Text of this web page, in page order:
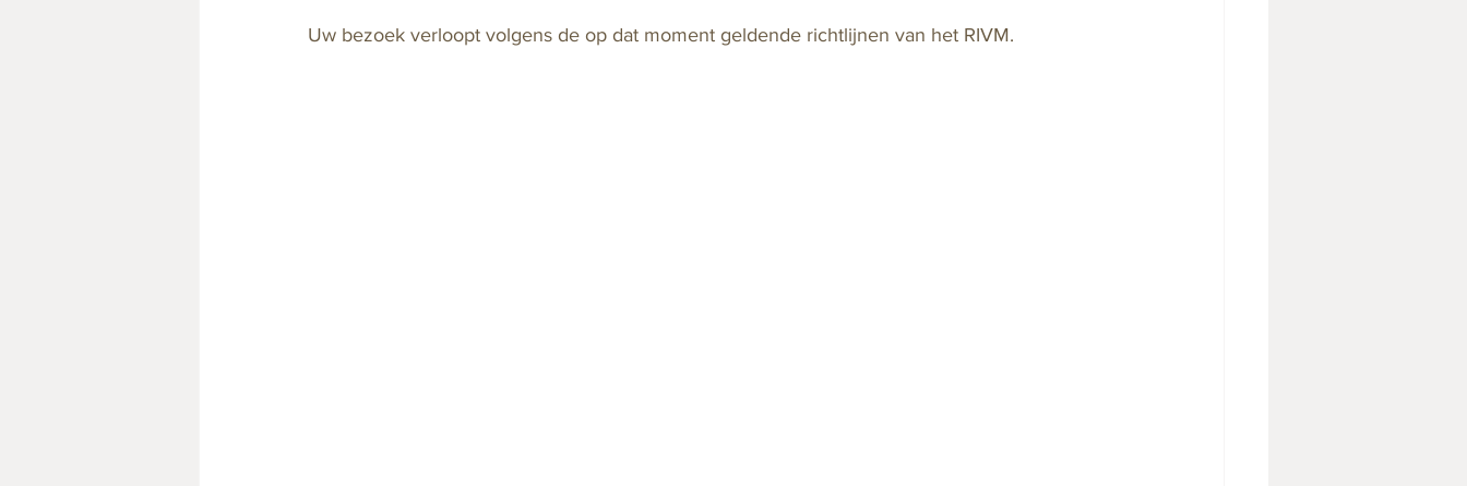
Uw bezoek verloopt volgens de op dat moment geldende richtlijnen van het RIVM.